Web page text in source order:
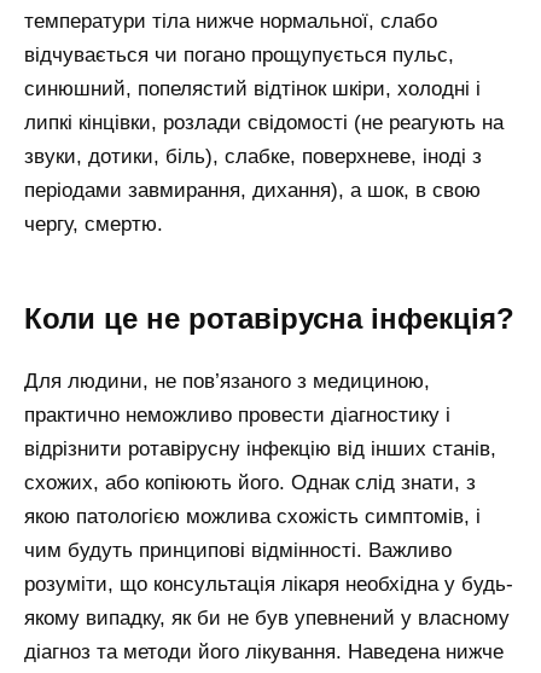
температури тіла нижче нормальної, слабо
відчувається чи погано прощупується пульс,
синюшний, попелястий відтінок шкіри, холодні і
липкі кінцівки, розлади свідомості (не реагують на
звуки, дотики, біль), слабке, поверхневе, іноді з
періодами завмирання, дихання), а шок, в свою
чергу, смертю.
Коли це не ротавірусна інфекція?
Для людини, не пов’язаного з медициною,
практично неможливо провести діагностику і
відрізнити ротавірусну інфекцію від інших станів,
схожих, або копіюють його. Однак слід знати, з
якою патологією можлива схожість симптомів, і
чим будуть принципові відмінності. Важливо
розуміти, що консультація лікаря необхідна у будь-
якому випадку, як би не був упевнений у власному
діагноз та методи його лікування. Наведена нижче